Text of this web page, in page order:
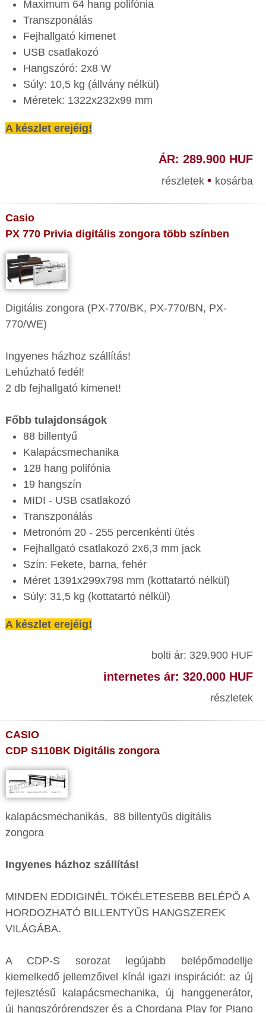
Maximum 64 hang polifónia
Transzponálás
Fejhallgató kimenet
USB csatlakozó
Hangszóró: 2x8 W
Súly: 10,5 kg (állvány nélkül)
Méretek: 1322x232x99 mm
A készlet erejéig!
ÁR: 289.900 HUF
részletek • kosárba
Casio
PX 770 Privia digitális zongora több színben
Digitális zongora (PX-770/BK, PX-770/BN, PX-
770/WE)
Ingyenes házhoz szállítás!
Lehúzható fedél!
2 db fejhallgató kimenet!
Főbb tulajdonságok
88 billentyű
Kalapácsmechanika
128 hang polifónia
19 hangszín
MIDI - USB csatlakozó
Transzponálás
Metronóm 20 - 255 percenkénti ütés
Fejhallgató csatlakozó 2x6,3 mm jack
Szín: Fekete, barna, fehér
Méret 1391x299x798 mm (kottatartó nélkül)
Súly: 31,5 kg (kottatartó nélkül)
A készlet erejéig!
bolti ár: 329.900 HUF
internetes ár: 320.000 HUF
részletek
CASIO
CDP S110BK Digitális zongora
kalapácsmechanikás, 88 billentyűs digitális
zongora
Ingyenes házhoz szállítás!
MINDEN EDDIGINÉL TÖKÉLETESEBB BELÉPŐ A
HORDOZHATÓ BILLENTYŰS HANGSZEREK
VILÁGÁBA.
A CDP-S sorozat legújabb belépőmodellje
kiemelkedő jellemzőivel kínál igazi inspirációt: az új
fejlesztésű kalapácsmechanika, új hanggenerátor,
új hangszórórendszer és a Chordana Play for Piano